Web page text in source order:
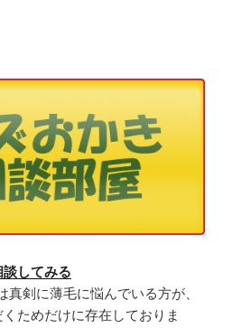
してみる
真剣に薄毛に悩んでいる方が、
ためだけに存在しておりま